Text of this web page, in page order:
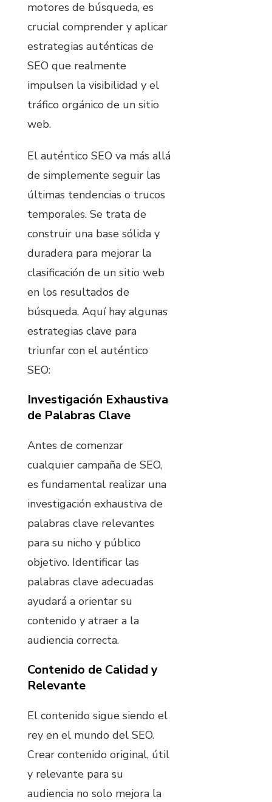
motores de búsqueda, es
crucial comprender y aplicar
estrategias auténticas de
SEO que realmente
impulsen la visibilidad y el
tráfico orgánico de un sitio
web.
El auténtico SEO va más allá
de simplemente seguir las
últimas tendencias o trucos
temporales. Se trata de
construir una base sólida y
duradera para mejorar la
clasificación de un sitio web
en los resultados de
búsqueda. Aquí hay algunas
estrategias clave para
triunfar con el auténtico
SEO:
Investigación Exhaustiva
de Palabras Clave
Antes de comenzar
cualquier campaña de SEO,
es fundamental realizar una
investigación exhaustiva de
palabras clave relevantes
para su nicho y público
objetivo. Identificar las
palabras clave adecuadas
ayudará a orientar su
contenido y atraer a la
audiencia correcta.
Contenido de Calidad y
Relevante
El contenido sigue siendo el
rey en el mundo del SEO.
Crear contenido original, útil
y relevante para su
audiencia no solo mejora la